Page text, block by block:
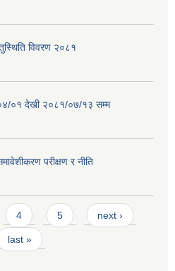
विवरण २०८१
०१ देखी २०८१/०७/१३ सम्म
परीक्षण र नीति
4 5 next ›
last »